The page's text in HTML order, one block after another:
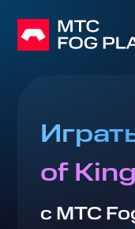
of
с МТС